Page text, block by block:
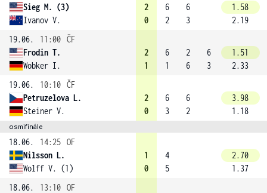
Sieg M. (3)
Ivanov V.
2
0
6
2
6
3
1.58
2.19
19.06.
11:00 ČF
Frodin T.
Wobker I.
2
1
6
1
2
6
6
3
1.51
2.33
19.06.
10:10 ČF
Petruzelova L.
Steiner V.
2
0
6
3
6
2
3.98
1.18
osmifinále
18.06. 14:25 OF
Nilsson L.
Wolff V. (1)
1
0
4
5
2.70
1.37
18.06.
13:10 OF